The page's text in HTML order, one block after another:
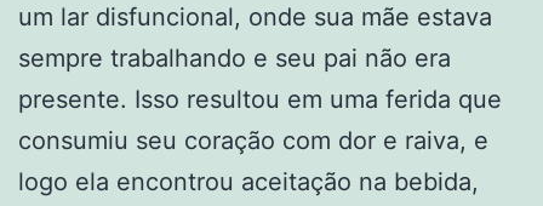
um lar disfuncional, onde sua mãe estava
sempre trabalhando e seu pai não era
presente. Isso resultou em uma ferida que
consumiu seu coração com dor e raiva, e
logo ela encontrou aceitação na bebida,